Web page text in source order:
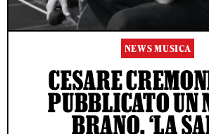
NEWS MUSICA
CESARE
PUBBLICATO UN
BRANO, ‘LA